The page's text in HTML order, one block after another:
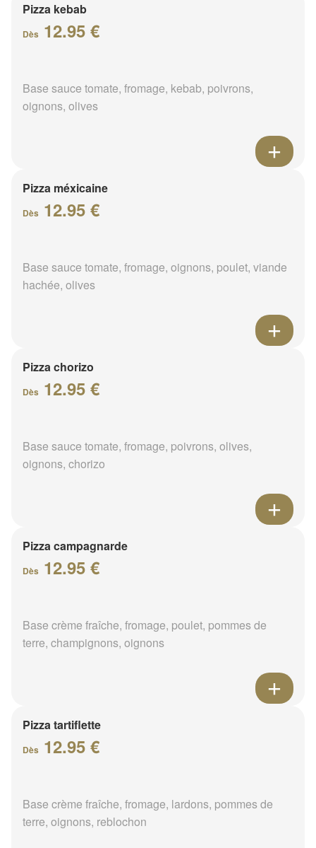
Pizza kebab
Dès 12.95 €
Base sauce tomate, fromage, kebab, poivrons,
oignons, olives
Pizza méxicaine
Dès 12.95 €
Base sauce tomate, fromage, oignons, poulet, viande
hachée, olives
Pizza chorizo
Dès 12.95 €
Base sauce tomate, fromage, poivrons, olives,
oignons, chorizo
Pizza campagnarde
Dès 12.95 €
Base crème fraîche, fromage, poulet, pommes de
terre, champignons, oignons
Pizza tartiflette
Dès 12.95 €
Base crème fraîche, fromage, lardons, pommes de
terre, oignons, reblochon